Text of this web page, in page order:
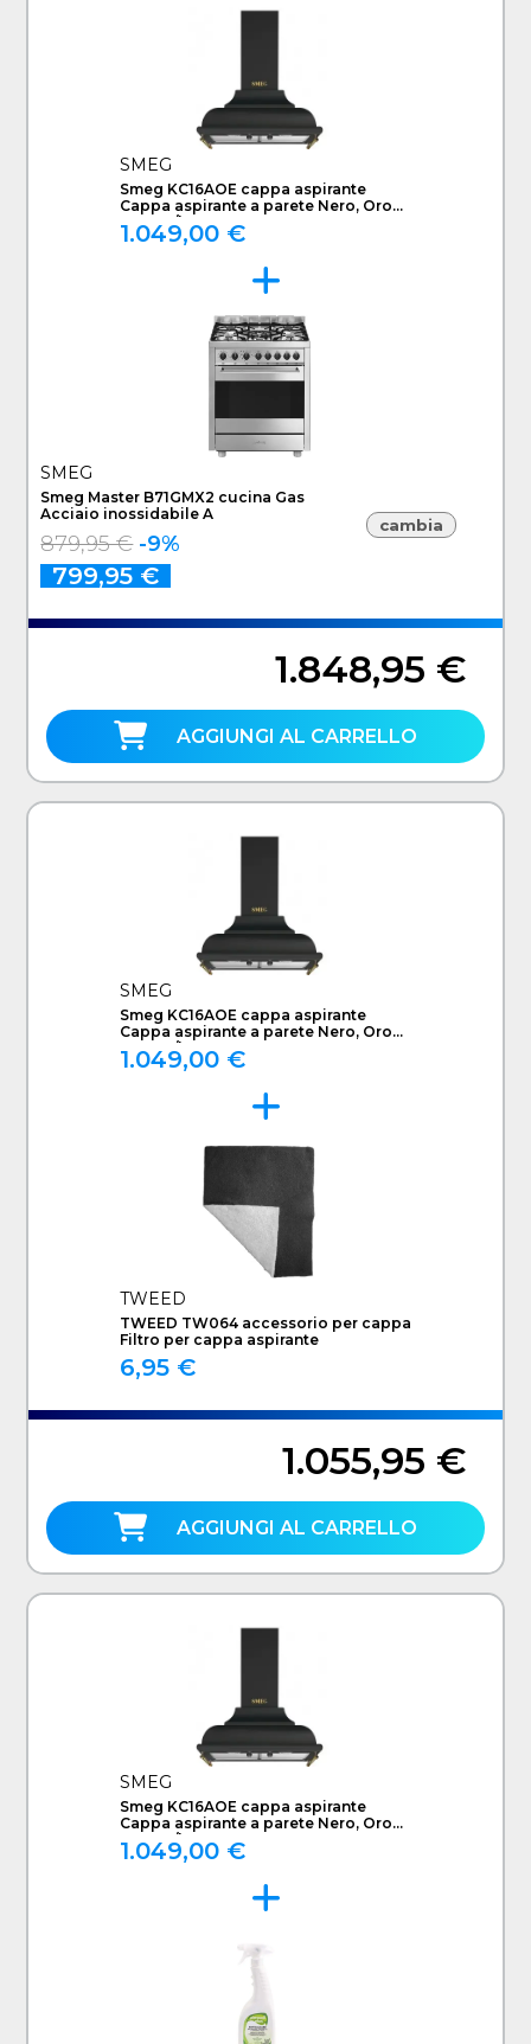
SMEG
Smeg KC16AOE cappa aspirante
Cappa aspirante a parete Nero, Oro
788 m³/h A
1.049,00 €
SMEG
Smeg Master B71GMX2 cucina Gas
Acciaio inossidabile A
879,95 € -9%
799,95 €
cambia
1.848,95 €
AGGIUNGI AL CARRELLO
SMEG
Smeg KC16AOE cappa aspirante
Cappa aspirante a parete Nero, Oro
788 m³/h A
1.049,00 €
TWEED
TWEED TW064 accessorio per cappa
Filtro per cappa aspirante
6,95 €
1.055,95 €
AGGIUNGI AL CARRELLO
SMEG
Smeg KC16AOE cappa aspirante
Cappa aspirante a parete Nero, Oro
788 m³/h A
1.049,00 €